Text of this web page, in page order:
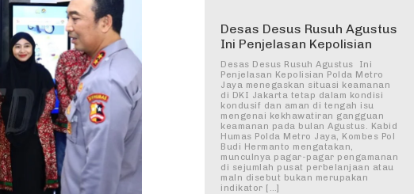
Desas Desus Rusuh Agustus
Ini Penjelasan Kepolisian
Desas Desus Rusuh Agustus Ini
Penjelasan Kepolisian Polda Metro
Jaya menegaskan situasi keamanan
di DKI Jakarta tetap dalam kondisi
kondusif dan aman di tengah isu
mengenai kekhawatiran gangguan
keamanan pada bulan Agustus. Kabid
Humas Polda Metro Jaya, Kombes Pol
Budi Hermanto mengatakan,
munculnya pagar-pagar pengamanan
di sejumlah pusat perbelanjaan atau
maln disebut bukan merupakan
indikator […]